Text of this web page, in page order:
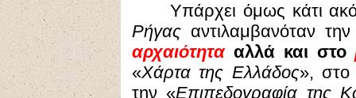
Υπάρχει όμως κάτι
Ρήγας αντιλαμβανόταν
αρχαιότητααλλά και στο
«Χάρτα της Ελλάδος», στο
την «Επιπεδογραφία της